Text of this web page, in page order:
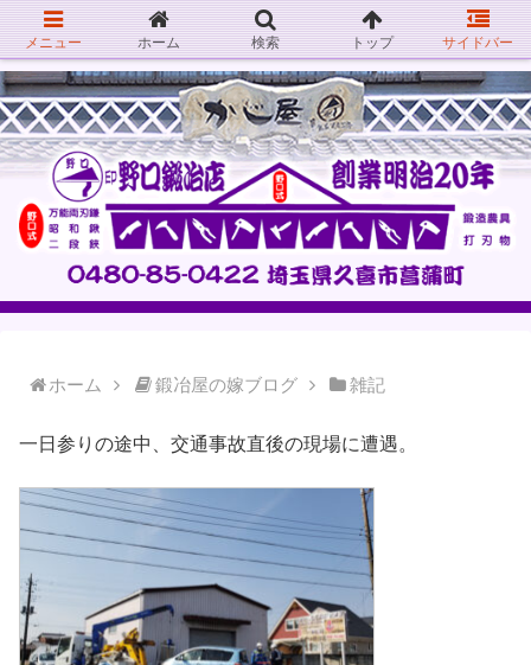
ホーム 鍛冶屋の嫁ブログ 雑記
一日参りの途中、交通事故直後の現場に遭遇。
メニュー ホーム 検索 トップ サイドバー